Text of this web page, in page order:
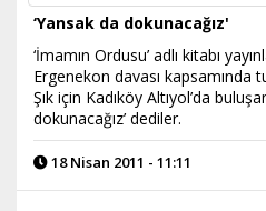
‘Yansak da dokunacağız'
‘İmamın Ordusu’ adlı kitabı
Ergenekon davası
Şık için Kadıköy Altıyol’da
dokunacağız’ dediler.
18 Nisan 2011 - 11:11